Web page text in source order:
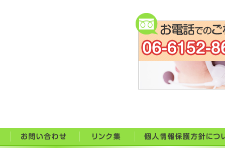
お問合
なお、
に利
ご提供い
開示の要